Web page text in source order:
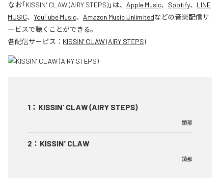
なお「KISSIN' CLAW (AIRY STEPS)」は、 Apple Music、 Spotify、 LINE
MUSIC、 YouTube Music、 Amazon Music Unlimitedなどの音楽配信サ
ービスで聴くことができる。
各配信サービス： KISSIN' CLAW (AIRY STEPS)
1 ： KISSIN' CLAW (AIRY STEPS)
鎖那
2 ： KISSIN' CLAW
鎖那